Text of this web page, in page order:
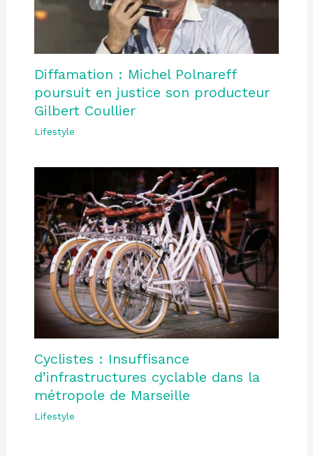
Diffamation : Michel Polnareff
poursuit en justice son producteur
Gilbert Coullier
Lifestyle
Cyclistes : Insuffisance
d’infrastructures cyclable dans la
métropole de Marseille
Lifestyle